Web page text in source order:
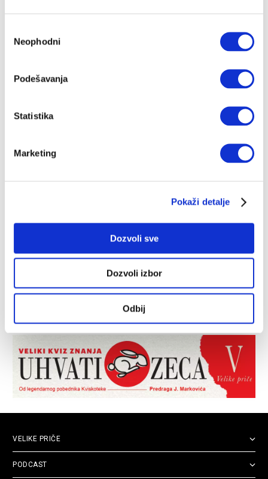
сагласности
Neophodni
Podešavanja
Statistika
Marketing
Pokaži detalje
Dozvoli sve
Dozvoli izbor
Odbij
VELIKE PRIČE
PODCAST